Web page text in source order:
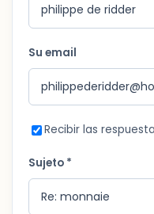
Su email
Recibir las
Sujeto *